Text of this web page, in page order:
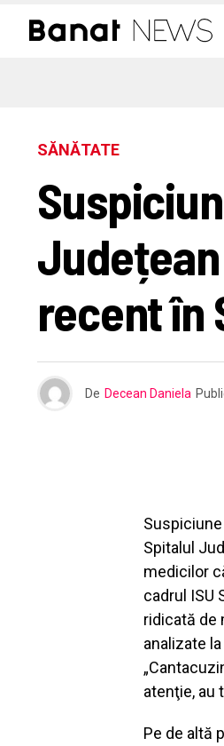
SĂNĂTATE
recent în
De Decean Daniela
Spitalul
medicilor
cadrul ISU
ridicată de
analizate
atenţie, au
Pe de altă